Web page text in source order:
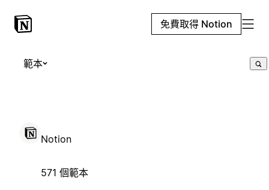
免費取得 Notion
範本
Notion
571 個範本